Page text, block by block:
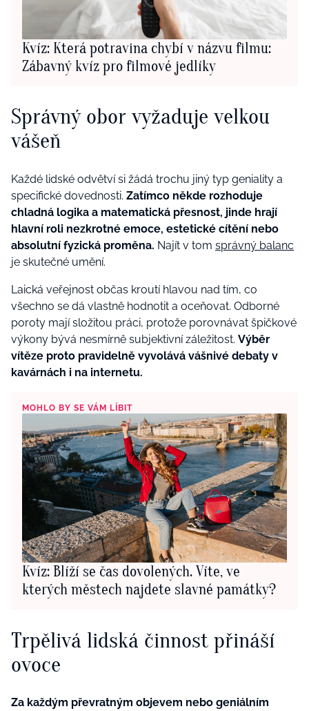
Kvíz: Která potravina chybí v názvu filmu:
Zábavný kvíz pro filmové jedlíky
Správný obor vyžaduje velkou
vášeň
Každé lidské odvětví si žádá trochu jiný typ geniality a
specifické dovednosti. Zatímco někde rozhoduje
chladná logika a matematická přesnost, jinde hrají
hlavní roli nezkrotné emoce, estetické cítění nebo
absolutní fyzická proměna. Najít v tom správný balanc
je skutečné umění.
Laická veřejnost občas kroutí hlavou nad tím, co
všechno se dá vlastně hodnotit a oceňovat. Odborné
poroty mají složitou práci, protože porovnávat špičkové
výkony bývá nesmírně subjektivní záležitost. Výběr
vítěze proto pravidelně vyvolává vášnivé debaty v
kavárnách i na internetu.
MOHLO BY SE VÁM LÍBIT
Kvíz: Blíží se čas dovolených. Víte, ve
kterých městech najdete slavné památky?
Trpělivá lidská činnost přináší
ovoce
Za každým převratným objevem nebo geniálním